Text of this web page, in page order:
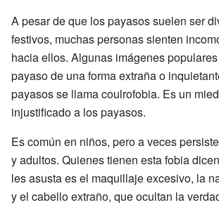
A pesar de que los payasos suelen ser
festivos, muchas personas sienten
hacia ellos. Algunas imágenes
payaso de una forma extraña o
payasos se llama coulrofobia. Es un
injustificado a los payasos.
Es común en niños, pero a veces
y adultos. Quienes tienen esta fobia
les asusta es el maquillaje excesivo, la
y el cabello extraño, que ocultan la